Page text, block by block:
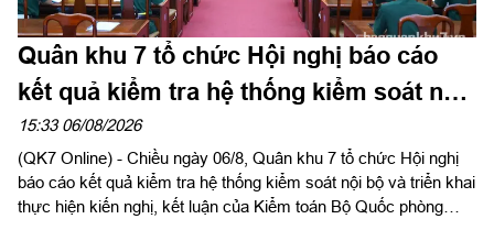
Quân khu 7 tổ chức Hội nghị báo cáo
kết quả kiểm tra hệ thống kiểm soát nội
bộ
15:33 06/08/2026
(QK7 Online) - Chiều ngày 06/8, Quân khu 7 tổ chức Hội nghị
báo cáo kết quả kiểm tra hệ thống kiểm soát nội bộ và triển khai
thực hiện kiến nghị, kết luận của Kiểm toán Bộ Quốc phòng